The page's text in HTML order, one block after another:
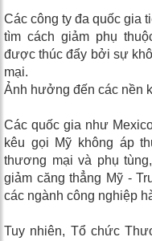
Các công ty đa quốc gia
tìm cách giảm phụ
được thúc đẩy bởi sự
mại.
Ảnh hưởng đến các nền
Các quốc gia như
kêu gọi Mỹ không áp
thương mại và phụ
giảm căng thẳng Mỹ -
các ngành công nghiệp
Tuy nhiên, Tổ chức